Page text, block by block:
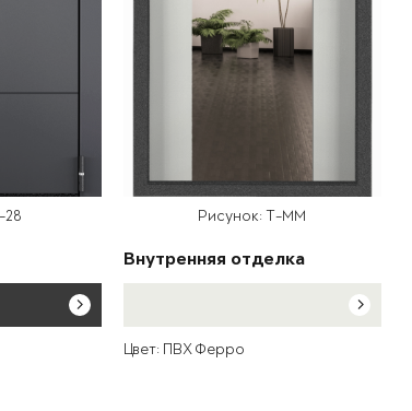
28 Рисунок: T-MM
Внутренняя отделка
Цвет: ПВХ Ферро